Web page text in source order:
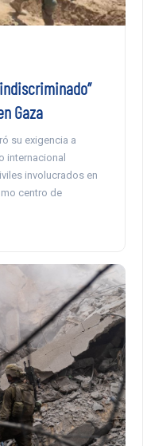
Gaza
su exigencia a
internacional
involucrados en
centro de